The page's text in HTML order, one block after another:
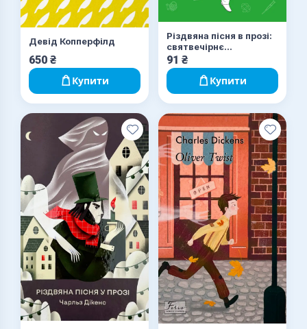
Девід Копперфілд
650 ₴
Купити
Різдвяна пісня в прозі:
святвечірнє
оповідання з
привидами
91 ₴
Купити